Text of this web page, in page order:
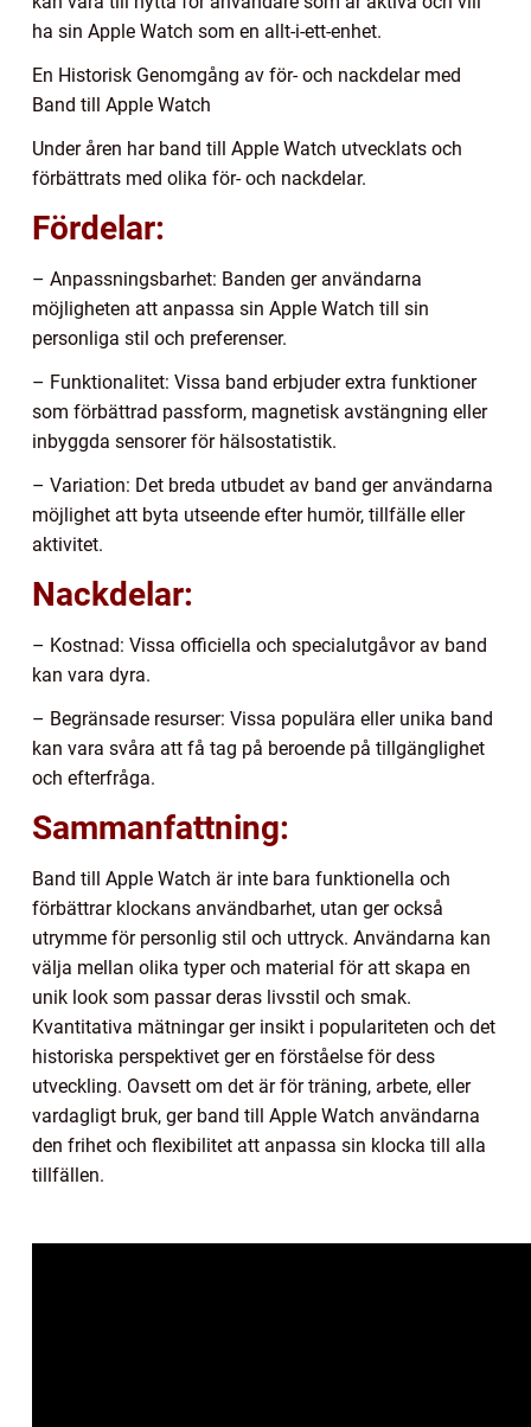
ha sin Apple Watch som en allt-i-ett-enhet.
En Historisk Genomgång av för- och nackdelar med
Band till Apple Watch
Under åren har band till Apple Watch utvecklats och
förbättrats med olika för- och nackdelar.
Fördelar:
– Anpassningsbarhet: Banden ger användarna
möjligheten att anpassa sin Apple Watch till sin
personliga stil och preferenser.
– Funktionalitet: Vissa band erbjuder extra funktioner
som förbättrad passform, magnetisk avstängning eller
inbyggda sensorer för hälsostatistik.
– Variation: Det breda utbudet av band ger användarna
möjlighet att byta utseende efter humör, tillfälle eller
aktivitet.
Nackdelar:
– Kostnad: Vissa officiella och specialutgåvor av band
kan vara dyra.
– Begränsade resurser: Vissa populära eller unika band
kan vara svåra att få tag på beroende på tillgänglighet
och efterfråga.
Sammanfattning:
Band till Apple Watch är inte bara funktionella och
förbättrar klockans användbarhet, utan ger också
utrymme för personlig stil och uttryck. Användarna kan
välja mellan olika typer och material för att skapa en
unik look som passar deras livsstil och smak.
Kvantitativa mätningar ger insikt i populariteten och det
historiska perspektivet ger en förståelse för dess
utveckling. Oavsett om det är för träning, arbete, eller
vardagligt bruk, ger band till Apple Watch användarna
den frihet och flexibilitet att anpassa sin klocka till alla
tillfällen.